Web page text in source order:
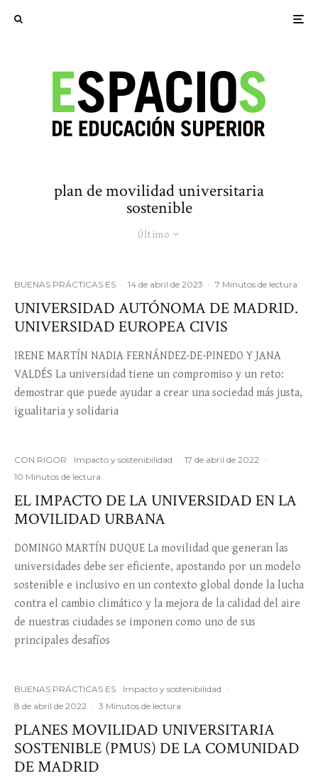
plan de movilidad universitaria
sostenible
Último
BUENAS PRÁCTICAS ES · 14 de abril de 2023 · 7 Minutos de lectura
UNIVERSIDAD AUTÓNOMA DE MADRID.
UNIVERSIDAD EUROPEA CIVIS
IRENE MARTÍN NADIA FERNÁNDEZ-DE-PINEDO Y JANA
VALDÉS La universidad tiene un compromiso y un reto:
demostrar que puede ayudar a crear una sociedad más justa,
igualitaria y solidaria
CON RIGOR Impacto y sostenibilidad · 17 de abril de 2022 ·
10 Minutos de lectura
EL IMPACTO DE LA UNIVERSIDAD EN LA
MOVILIDAD URBANA
DOMINGO MARTÍN DUQUE La movilidad que generan las
universidades debe ser eficiente, apostando por un modelo
sostenible e inclusivo en un contexto global donde la lucha
contra el cambio climático y la mejora de la calidad del aire
de nuestras ciudades se imponen como uno de sus
principales desafíos
BUENAS PRÁCTICAS ES Impacto y sostenibilidad ·
8 de abril de 2022 · 3 Minutos de lectura
PLANES MOVILIDAD UNIVERSITARIA
SOSTENIBLE (PMUS) DE LA COMUNIDAD
DE MADRID